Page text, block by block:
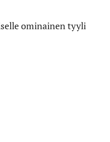
ominainen tyyli